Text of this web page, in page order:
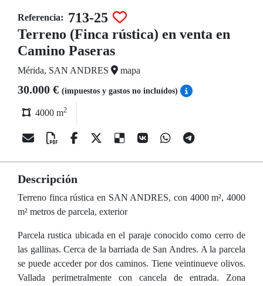
Referencia: 713-25
Terreno (Finca rústica) en venta en
Camino Paseras
Mérida, SAN ANDRES mapa
30.000 € (impuestos y gastos no incluídos)
4000 m2
Descripción
Terreno finca rústica en SAN ANDRES, con 4000 m², 4000
m² metros de parcela, exterior
Parcela rustica ubicada en el paraje conocido como cerro de
las gallinas. Cerca de la barriada de San Andres. A la parcela
se puede acceder por dos caminos. Tiene veintinueve olivos.
Vallada perimetralmente con cancela de entrada. Zona